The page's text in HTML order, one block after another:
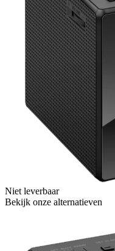
Niet leverbaar
Bekijk onze alternatieven